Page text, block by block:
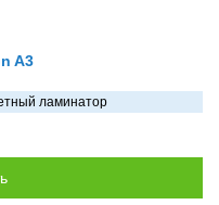
A3
ламинатор